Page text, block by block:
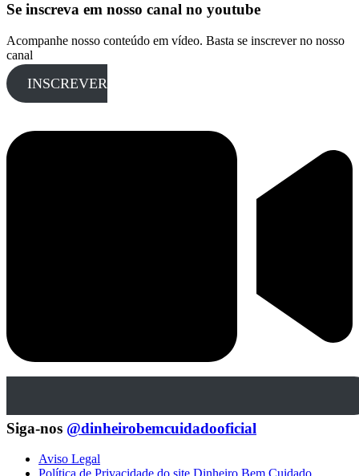
Se inscreva em nosso canal no youtube
Acompanhe nosso conteúdo em vídeo. Basta se inscrever no nosso
canal
INSCREVER
Siga-nos @dinheirobemcuidadooficial
Aviso Legal